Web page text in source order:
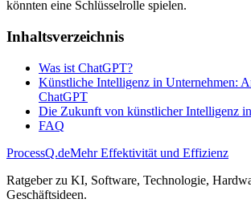
könnten eine Schlüsselrolle spielen.
Inhaltsverzeichnis
Was ist ChatGPT?
Künstliche Intelligenz in Unternehmen:
ChatGPT
Die Zukunft von künstlicher Intelligenz
FAQ
ProcessQ.deMehr Effektivität und Effizienz
Ratgeber zu KI, Software, Technologie,
Geschäftsideen.